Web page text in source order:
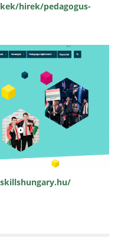
hirek/pedagogus-